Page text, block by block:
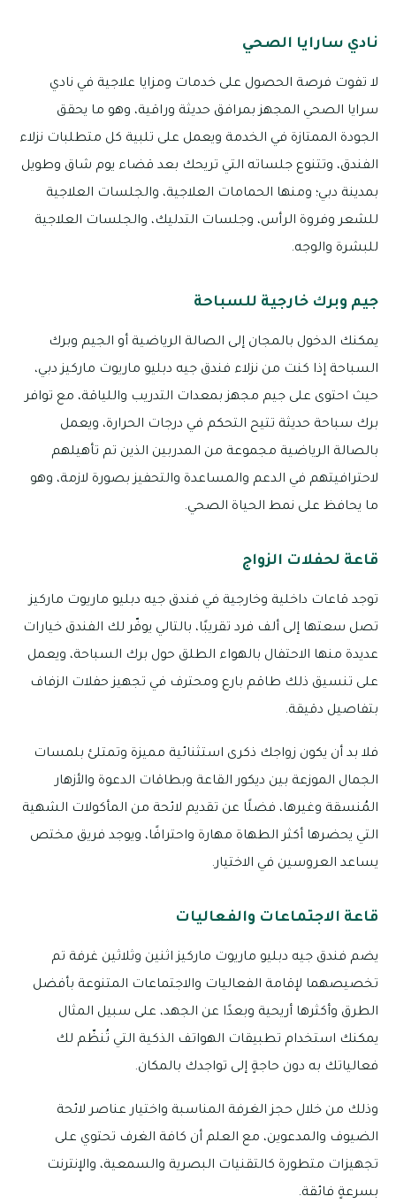
نادي سارايا الصحي
لا تفوت فرصة الحصول على خدمات ومزايا علاجية في نادي
سرايا الصحي المجهز بمرافق حديثة وراقية، وهو ما يحقق
الجودة الممتازة في الخدمة ويعمل على تلبية كل متطلبات نزلاء
الفندق، وتتنوع جلساته التي تريحك بعد قضاء يوم شاق وطويل
بمدينة دبي؛ ومنها الحمامات العلاجية، والجلسات العلاجية
للشعر وفروة الرأس، وجلسات التدليك، والجلسات العلاجية
للبشرة والوجه.
جيم وبرك خارجية للسباحة
يمكنك الدخول بالمجان إلى الصالة الرياضية أو الجيم وبرك
السباحة إذا كنت من نزلاء فندق جيه دبليو ماريوت ماركيز دبي،
حيث احتوى على جيم مجهز بمعدات التدريب واللياقة، مع توافر
برك سباحة حديثة تتيح التحكم في درجات الحرارة، ويعمل
بالصالة الرياضية مجموعة من المدربين الذين تم تأهيلهم
لاحترافيتهم في الدعم والمساعدة والتحفيز بصورة لازمة، وهو
ما يحافظ على نمط الحياة الصحي.
قاعة لحفلات الزواج
توجد قاعات داخلية وخارجية في فندق جيه دبليو ماريوت ماركيز
تصل سعتها إلى ألف فرد تقريبًا، بالتالي يوفّر لك الفندق خيارات
عديدة منها الاحتفال بالهواء الطلق حول برك السباحة، ويعمل
على تنسيق ذلك طاقم بارع ومحترف في تجهيز حفلات الزفاف
بتفاصيل دقيقة.
فلا بد أن يكون زواجك ذكرى استثنائية مميزة وتمتلئ بلمسات
الجمال الموزعة بين ديكور القاعة وبطاقات الدعوة والأزهار
المُنسقة وغيرها، فضلًا عن تقديم لائحة من المأكولات الشهية
التي يحضرها أكثر الطهاة مهارة واحترافًا، ويوجد فريق مختص
يساعد العروسين في الاختيار.
قاعة الاجتماعات والفعاليات
يضم فندق جيه دبليو ماريوت ماركيز اثنين وثلاثين غرفة تم
تخصيصهما لإقامة الفعاليات والاجتماعات المتنوعة بأفضل
الطرق وأكثرها أريحية وبعدًا عن الجهد، على سبيل المثال
يمكنك استخدام تطبيقات الهواتف الذكية التي تُنظّم لك
فعالياتك به دون حاجةٍ إلى تواجدك بالمكان.
وذلك من خلال حجز الغرفة المناسبة واختيار عناصر لائحة
الضيوف والمدعوين، مع العلم أن كافة الغرف تحتوي على
تجهيزات متطورة كالتقنيات البصرية والسمعية، والإنترنت
بسرعةٍ فائقة.